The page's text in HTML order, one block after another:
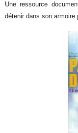
Une ressource
détenir dans son armoire